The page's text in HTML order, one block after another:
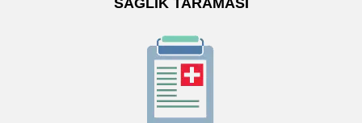
SAĞLIK TARAMASI